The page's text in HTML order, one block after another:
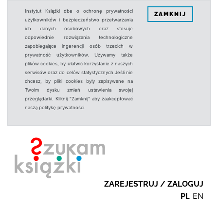
Instytut Książki dba o ochronę prywatności
użytkowników i bezpieczeństwo przetwarzania
ich danych osobowych oraz stosuje
odpowiednie rozwiązania technologiczne
zapobiegające ingerencji osób trzecich w
prywatność użytkowników. Używamy także
plików cookies, by ułatwić korzystanie z naszych
serwisów oraz do celów statystycznych.Jeśli nie
chcesz, by pliki cookies były zapisywane na
Twoim dysku zmień ustawienia swojej
przeglądarki. Kliknij "Zamknij" aby zaakceptować
naszą politykę prywatności.
ZAMKNIJ
ZAREJESTRUJ / ZALOGUJ
PL EN